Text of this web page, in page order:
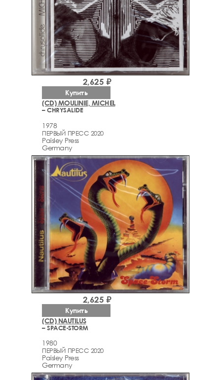
(CD) MOULINIE, MICHEL
– CHRYSALIDE
1978
ПЕРВЫЙ ПРЕСС 2020
Paisley Press
Germany
2,625 ₽
Купить
(CD) NAUTILUS
– SPACE-STORM
1980
ПЕРВЫЙ ПРЕСС 2020
Paisley Press
Germany
2,625 ₽
Купить